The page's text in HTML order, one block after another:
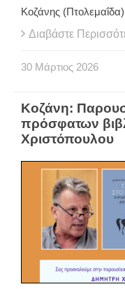
Κοζάνης
Διαβάστε
30 Μάρτιος 2026
Κοζάνη:
πρόσφατων
Χριστόπουλου